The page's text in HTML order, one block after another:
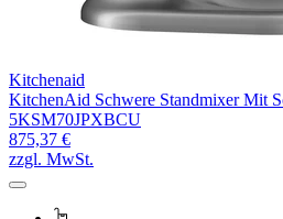
Kitchenaid
KitchenAid Schwere Standmixer Mit
5KSM70JPXBCU
875,37 €
zzgl. MwSt.